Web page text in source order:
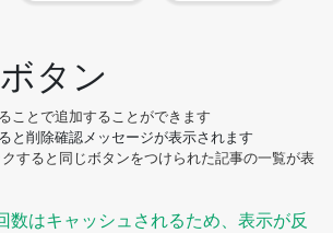
タン
ことで追加することができます
と削除確認メッセージが表示されます
すると同じボタンをつけられた記事の一覧が表
数はキャッシュされるため、表示が反